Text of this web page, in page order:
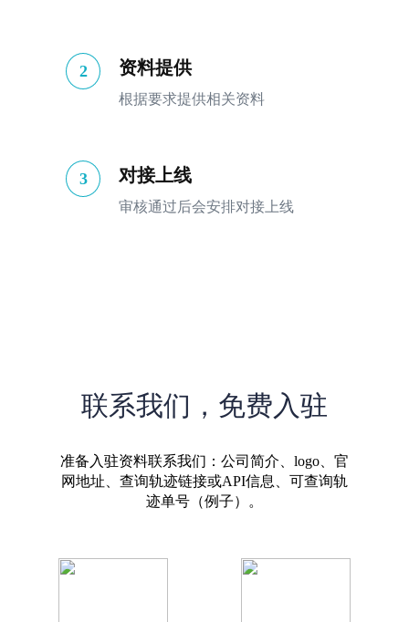
2 资料提供
根据要求提供相关资料
3 对接上线
审核通过后会安排对接上线
联系我们，免费入驻
准备入驻资料联系我们：公司简介、logo、官
网地址、查询轨迹链接或API信息、可查询轨
迹单号（例子）。